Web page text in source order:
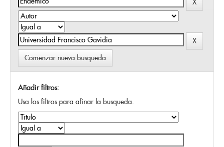
Comenzar nueva busqueda
Añadir filtros:
Usa los filtros para afinar la busqueda.